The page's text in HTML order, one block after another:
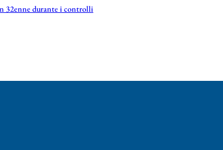
32enne durante i controlli